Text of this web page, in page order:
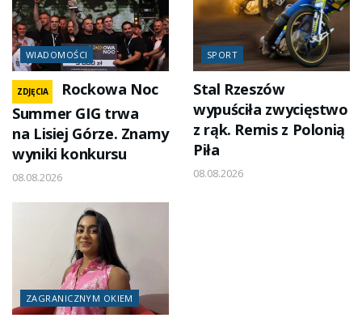
WIADOMOŚCI
ZDJĘCIA
Rockowa Noc
Summer GIG trwa
na Lisiej Górze. Znamy
wyniki konkursu
08.08.2026
SPORT
Stal Rzeszów
wypuściła zwycięstwo
z rąk. Remis z Polonią
Piła
08.08.2026
ZAGRANICZNYM OKIEM